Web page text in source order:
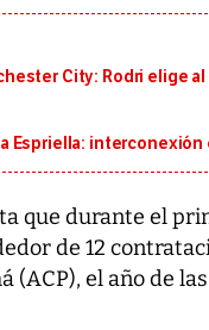
City: Rodri elige
Espriella: interconexión
que durante el
de 12
(ACP), el año de
da